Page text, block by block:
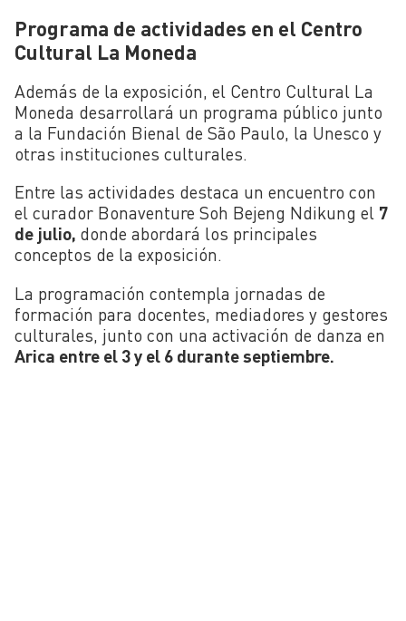
Programa de actividades en el Centro
Cultural La Moneda
Además de la exposición, el Centro Cultural La
Moneda desarrollará un programa público junto
a la Fundación Bienal de São Paulo, la Unesco y
otras instituciones culturales.
Entre las actividades destaca un encuentro con
el curador Bonaventure Soh Bejeng Ndikung el 7
de julio, donde abordará los principales
conceptos de la exposición.
La programación contempla jornadas de
formación para docentes, mediadores y gestores
culturales, junto con una activación de danza en
Arica entre el 3 y el 6 durante septiembre.